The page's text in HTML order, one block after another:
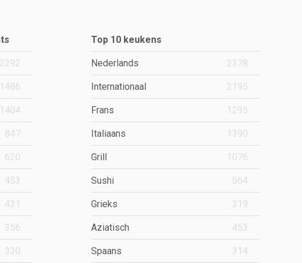
2292
1486
1404
847
620
453
431
356
330
Top 10 keukens
Nederlands 2378
Internationaal 2195
Frans 1295
Italiaans 1390
Grill 1076
Sushi 564
Grieks 319
Aziatisch 453
Spaans 314